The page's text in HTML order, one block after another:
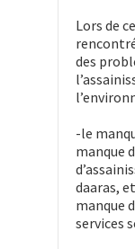
Lors de
des
-le
manque
daaras,
manque
services